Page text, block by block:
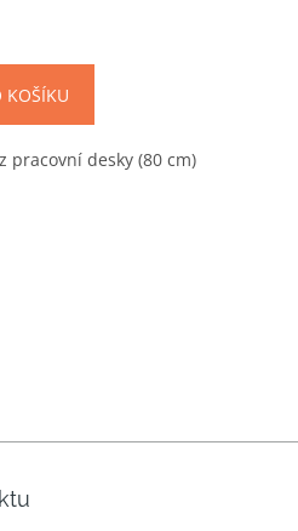
KOŠÍKU
pracovní desky (80 cm)